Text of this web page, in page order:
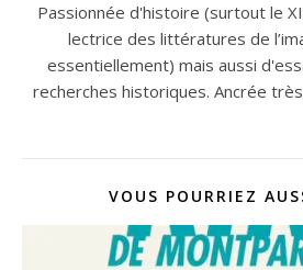
Passionnée d'histoire (surtout le
lectrice des littératures de
essentiellement) mais aussi
recherches historiques. Ancrée
VOUS POURRIEZ